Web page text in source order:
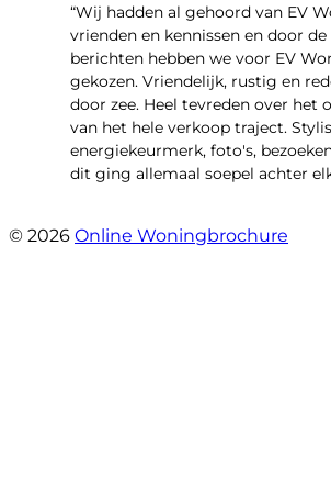
“Wij hadden al gehoord van EV
vrienden en kennissen en door
berichten hebben we voor EV
gekozen. Vriendelijk, rustig en
door zee. Heel tevreden over het
van het hele verkoop traject.
energiekeurmerk, foto's,
dit ging allemaal soepel achter
© 2026 Online Woningbrochure